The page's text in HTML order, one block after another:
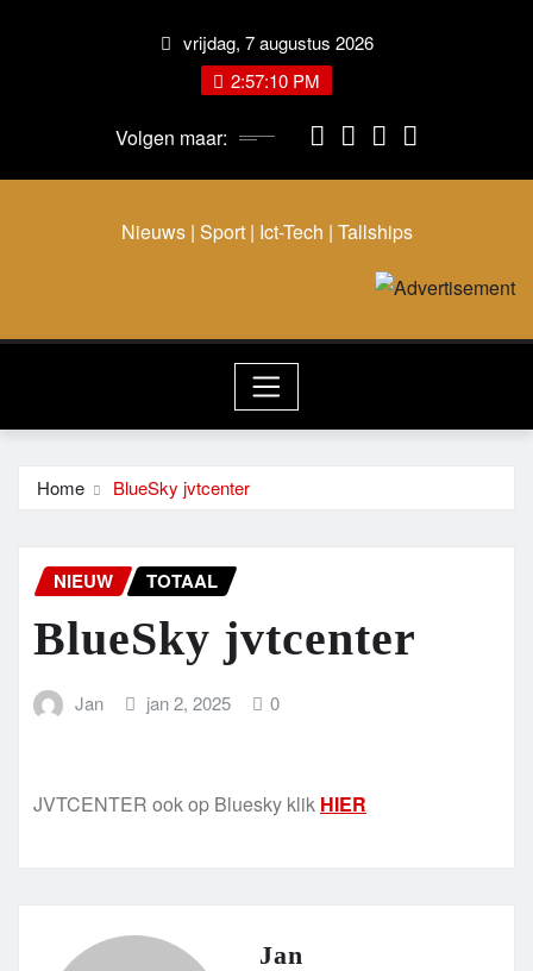
vrijdag, 7 augustus 2026
2:57:11 PM
Volgen maar:
Nieuws | Sport | Ict-Tech | Tallships
Home BlueSky jvtcenter
NIEUW TOTAAL
BlueSky jvtcenter
Jan jan 2, 2025 0
JVTCENTER ook op Bluesky klik HIER
Jan